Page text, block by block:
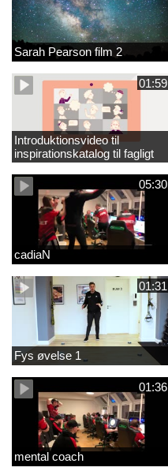
Sarah Pearson film 2
01:59
Introduktionsvideo til
inspirationskatalog til fagligt
løft_tilrettet
05:30
cadiaN
01:31
Fys øvelse 1
01:36
mental coach